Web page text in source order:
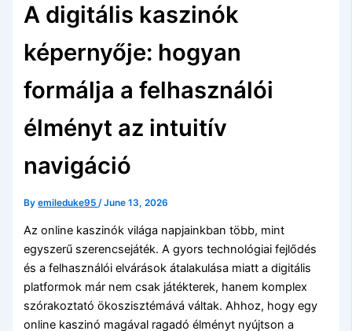
A digitális kaszinók
képernyője: hogyan
formálja a felhasználói
élményt az intuitív
navigáció
Byemileduke95 /June 13, 2026
Az online kaszinók világa napjainkban több, mint
egyszerű szerencsejáték. A gyors technológiai fejlődés
és a felhasználói elvárások átalakulása miatt a digitális
platformok már nem csak játékterek, hanem komplex
szórakoztató ökoszisztémává váltak. Ahhoz, hogy egy
online kaszinó magával ragadó élményt nyújtson a